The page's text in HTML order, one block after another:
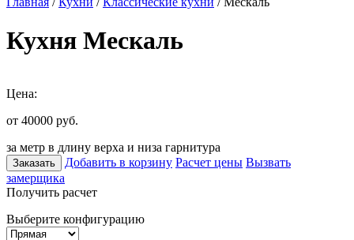
Кухня Мескаль
Цена:
от 40000 руб.
за метр в длину верха и низа гарнитура
Заказать Добавить в корзину Расчет цены Вызвать
замерщика
Получить расчет
Выберите конфигурацию